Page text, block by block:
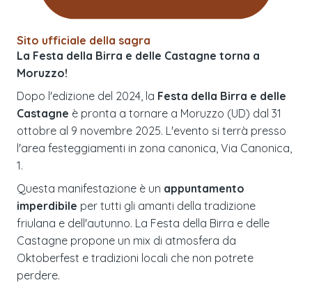
Sito ufficiale della sagra
La Festa della Birra e delle Castagne torna a
Moruzzo!
Dopo l'edizione del 2024, la Festa della Birra e delle
Castagne è pronta a tornare a Moruzzo (UD) dal 31
ottobre al 9 novembre 2025. L'evento si terrà presso
l'area festeggiamenti in zona canonica, Via Canonica,
1.
Questa manifestazione è un appuntamento
imperdibile per tutti gli amanti della tradizione
friulana e dell'autunno. La Festa della Birra e delle
Castagne propone un mix di atmosfera da
Oktoberfest e tradizioni locali che non potrete
perdere.